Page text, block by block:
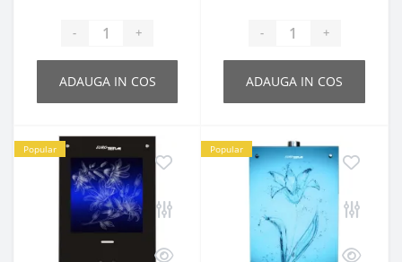
- +
ADAUGA IN COS
- +
ADAUGA IN COS
Popular Popular